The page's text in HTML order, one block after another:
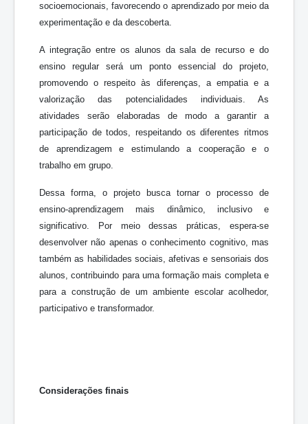
socioemocionais, favorecendo o aprendizado por meio da
experimentação e da descoberta.
A integração entre os alunos da sala de recurso e do
ensino regular será um ponto essencial do projeto,
promovendo o respeito às diferenças, a empatia e a
valorização das potencialidades individuais. As
atividades serão elaboradas de modo a garantir a
participação de todos, respeitando os diferentes ritmos
de aprendizagem e estimulando a cooperação e o
trabalho em grupo.
Dessa forma, o projeto busca tornar o processo de
ensino-aprendizagem mais dinâmico, inclusivo e
significativo. Por meio dessas práticas, espera-se
desenvolver não apenas o conhecimento cognitivo, mas
também as habilidades sociais, afetivas e sensoriais dos
alunos, contribuindo para uma formação mais completa e
para a construção de um ambiente escolar acolhedor,
participativo e transformador.
Considerações finais